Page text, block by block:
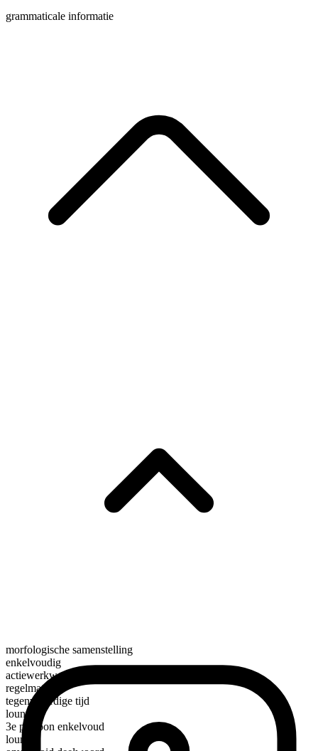
grammaticale informatie
morfologische samenstelling
enkelvoudig
actiewerkwoord
regelmatig
tegenwoordige tijd
lounge
3e persoon enkelvoud
lounges